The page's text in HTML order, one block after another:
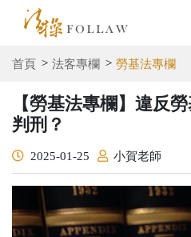
首頁 法客專欄 勞基法專欄
【勞基法專欄】違反
判刑？
2025-01-25 小賀老師